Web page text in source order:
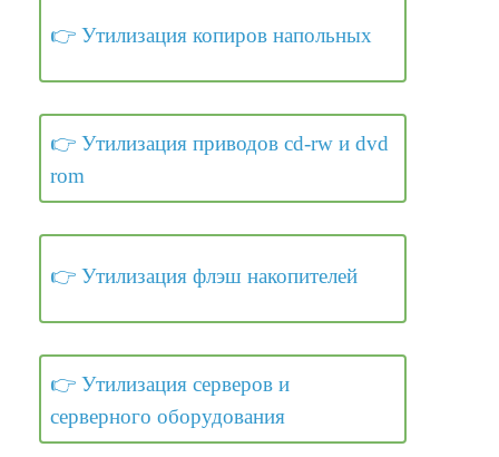
Утилизация копиров напольных
Утилизация приводов cd-rw и dvd
rom
Утилизация флэш накопителей
Утилизация серверов и
серверного оборудования